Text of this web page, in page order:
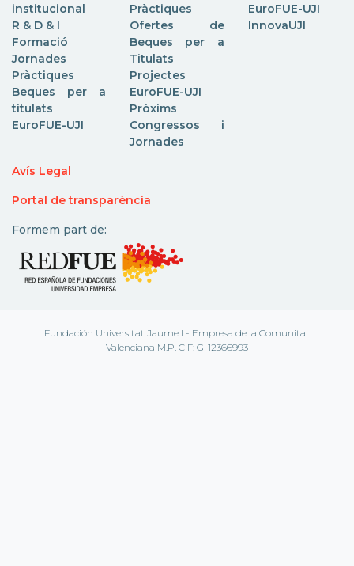
institucional
R & D & I
Formació
Jornades
Pràctiques
Beques per a
titulats
EuroFUE-UJI
Pràctiques
Ofertes de
Beques per a
Titulats
Projectes
EuroFUE-UJI
Pròxims
Congressos i
Jornades
EuroFUE-UJI
InnovaUJI
Avís Legal
Portal de transparència
Formem part de:
Fundación Universitat Jaume I - Empresa de la Comunitat
Valenciana M.P. CIF: G-12366993